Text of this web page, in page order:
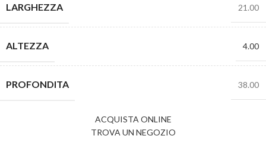
LARGHEZZA 21.00
ALTEZZA 4.00
PROFONDITA 38.00
ACQUISTA ONLINE
TROVA UN NEGOZIO